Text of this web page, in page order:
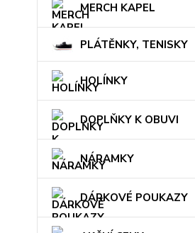
MERCH KAPEL
PLÁTĚNKY, TENISKY
HOLÍNKY
DOPLŇKY K OBUVI
NÁRAMKY
DÁRKOVÉ POUKAZY